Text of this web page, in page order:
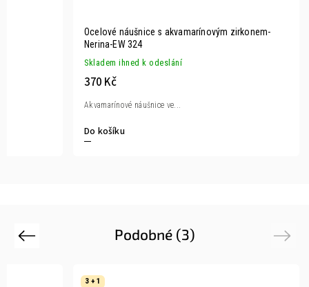
Ocelové náušnice s akvamarínovým zirkonem-
Nerina-EW 324
Skladem ihned k odeslání
370 Kč
Do košíku
Akvamarínové náušnice ve...
Podobné (3)
Previous
3 + 1
Next